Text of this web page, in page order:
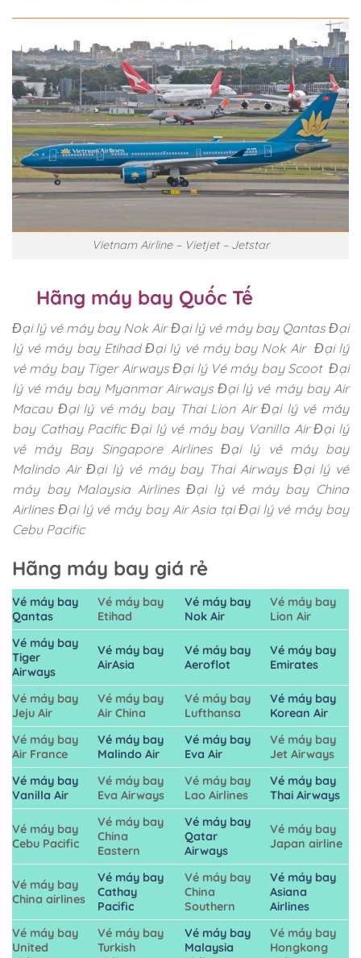
Vietnam Airline – Vietjet – Jetstar
Hãng máy bay Quốc Tế
Đại lý vé máy bay Nok Air Đại lý vé máy bay Qantas Đại
lý vé máy bay Etihad Đại lý vé máy bay Nok Air Đại lý
vé máy bay Tiger Airways Đại lý Vé máy bay Scoot Đại
lý vé máy bay Myanmar Airways Đại lý vé máy bay Air
Macau Đại lý vé máy bay Thai Lion Air Đại lý vé máy
bay Cathay Pacific Đại lý vé máy bay Vanilla Air Đại lý
vé máy Bay Singapore Airlines Đại lý vé máy bay
Malindo Air Đại lý vé máy bay Thai Airways Đại lý vé
máy bay Malaysia Airlines Đại lý vé máy bay China
Airlines Đại lý vé máy bay Air Asia tạiĐại lý vé máy bay
Cebu Pacific
Hãng máy bay giá rẻ
Vé máy bay
Qantas
Vé máy bay
Etihad
Vé máy bay
Nok Air
Vé máy bay
Lion Air
Vé máy bay
Tiger
Airways
Vé máy bay
AirAsia
Vé máy bay
Aeroflot
Vé máy bay
Emirates
Vé máy bay
Jeju Air
Vé máy bay
Air China
Vé máy bay
Lufthansa
Vé máy bay
Korean Air
Vé máy bay
Air France
Vé máy bay
Malindo Air
Vé máy bay
Eva Air
Vé máy bay
Jet Airways
Vé máy bay
Vanilla Air
Vé máy bay
Eva Airways
Vé máy bay
Lao Airlines
Vé máy bay
Thai Airways
Vé máy bay
Cebu Pacific
Vé máy bay
China
Eastern
Vé máy bay
Qatar
Airways
Vé máy bay
Japan airline
Vé máy bay
China airlines
Vé máy bay
Cathay
Pacific
Vé máy bay
China
Southern
Vé máy bay
Asiana
Airlines
Vé máy bay
United
Vé máy bay
Turkish
Vé máy bay
Malaysia
Vé máy bay
Hongkong